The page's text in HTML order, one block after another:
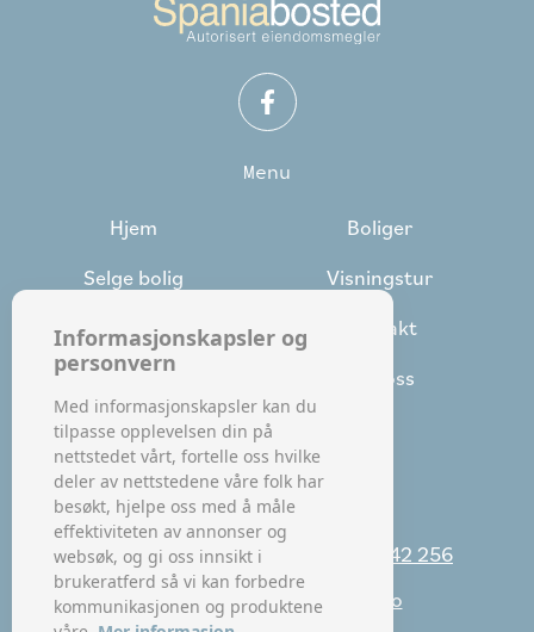
Menu
Hjem
Boliger
Selge bolig
Visningstur
Referanser
Kontakt
Spørsmål og svar
Om oss
Kontakt oss
TELEFON:+47 955 22 321 +47 905 42 256
E-MAIL:info@spaniabosted.no
Informasjonskapsler og
personvern
Med informasjonskapsler kan du
tilpasse opplevelsen din på
nettstedet vårt, fortelle oss hvilke
deler av nettstedene våre folk har
besøkt, hjelpe oss med å måle
effektiviteten av annonser og
websøk, og gi oss innsikt i
brukeratferd så vi kan forbedre
kommunikasjonen og produktene